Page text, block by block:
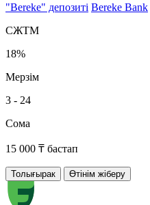
"Bereke" депозиті Bereke Bank
СЖТМ
18%
Мерзім
3 - 24
Сома
15 000 ₸ бастап
Толығырак Өтінім жіберу